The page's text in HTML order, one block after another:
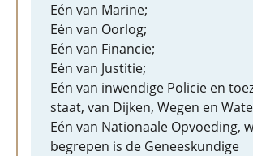
Eén van Marine;
Eén van Oorlog;
Eén van Financie;
Eén van Justitie;
Eén van inwendige Policie en
staat, van Dijken, Wegen en
Eén van Nationaale Opvoeding,
begrepen is de Geneeskundige